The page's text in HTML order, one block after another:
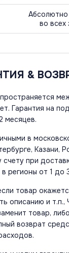
во всех
&
Гарантия на
месяцев.
в
Казани,
при
регионы от 1 до
товар
описанию и т.п.,
товар,
возврат